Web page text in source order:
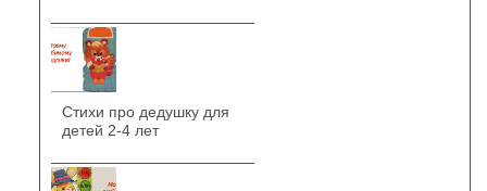
Стихи про дедушку для
детей 2-4 лет